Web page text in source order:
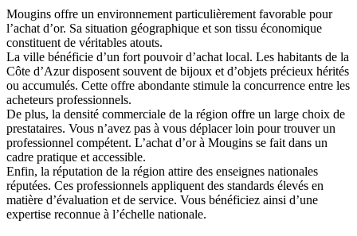
Mougins offre un environnement particulièrement favorable pour
l’achat d’or. Sa situation géographique et son tissu économique
constituent de véritables atouts.
La ville bénéficie d’un fort pouvoir d’achat local. Les habitants de la
Côte d’Azur disposent souvent de bijoux et d’objets précieux hérités
ou accumulés. Cette offre abondante stimule la concurrence entre les
acheteurs professionnels.
De plus, la densité commerciale de la région offre un large choix de
prestataires. Vous n’avez pas à vous déplacer loin pour trouver un
professionnel compétent. L’achat d’or à Mougins se fait dans un
cadre pratique et accessible.
Enfin, la réputation de la région attire des enseignes nationales
réputées. Ces professionnels appliquent des standards élevés en
matière d’évaluation et de service. Vous bénéficiez ainsi d’une
expertise reconnue à l’échelle nationale.